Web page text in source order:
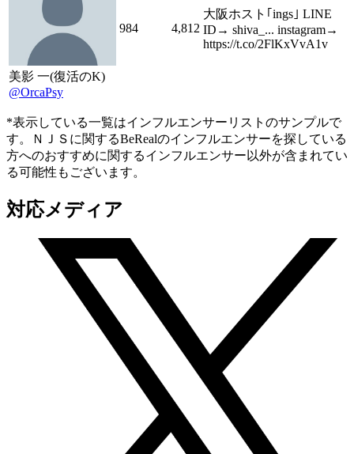
美影 一(復活のK)
@OrcaPsy
984 4,812
大阪ホスト｢ings｣ LINE
ID→ shiva_... instagram→
https://t.co/2FlKxVvA1v
*表示している一覧はインフルエンサーリストのサンプルで
す。ＮＪＳに関するBeRealのインフルエンサーを探している
方へのおすすめに関するインフルエンサー以外が含まれてい
る可能性もございます。
対応メディア